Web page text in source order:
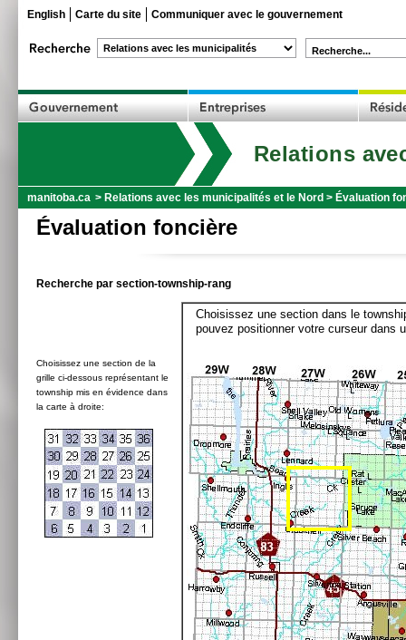
English Carte du site Communiquer avec le gouvernement
Recherche...
Relations
manitoba.ca > Relations avec les municipalités et le Nord > Évaluation
Évaluation foncière
Recherche par section-township-rang
Choisissez une section de la
grille ci-dessous représentant le
township mis en évidence dans
la carte à droite:
Choisissez une section dans le
pouvez positionner votre curseur dans